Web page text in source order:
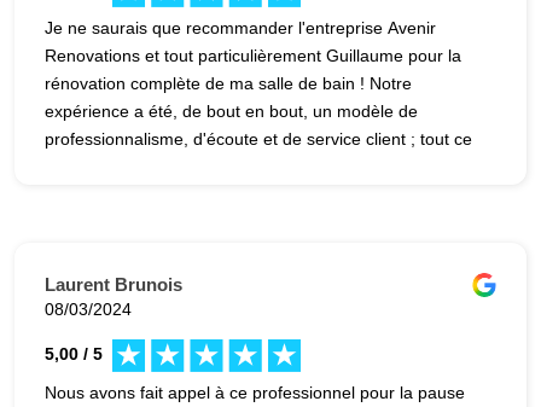
Je ne saurais que recommander l'entreprise Avenir
Renovations et tout particulièrement Guillaume pour la
rénovation complète de ma salle de bain ! Notre
expérience a été, de bout en bout, un modèle de
professionnalisme, d'écoute et de service client ; tout ce
été immédiatement disponible et a compris l'urgence de
ma situation (notamment la nécessité d'inclure le devis
ancienne salle de bain). Cette diligence a été cruciale !
De plus, la transparence sur le devis est totale. Fini les
Laurent Brunois
08/03/2024
5,00 / 5
Nous avons fait appel à ce professionnel pour la pause